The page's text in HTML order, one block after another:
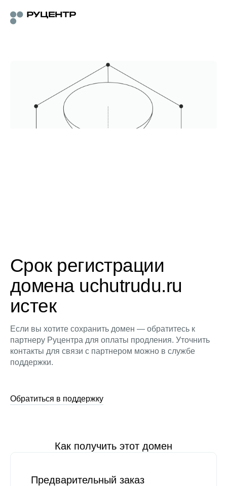
Срок регистрации
домена uchutrudu.ru
истек
Если вы хотите сохранить домен — обратитесь к
партнеру Руцентра для оплаты продления. Уточнить
контакты для связи с партнером можно в службе
поддержки.
Обратиться в поддержку
Как получить этот домен
Предварительный заказ